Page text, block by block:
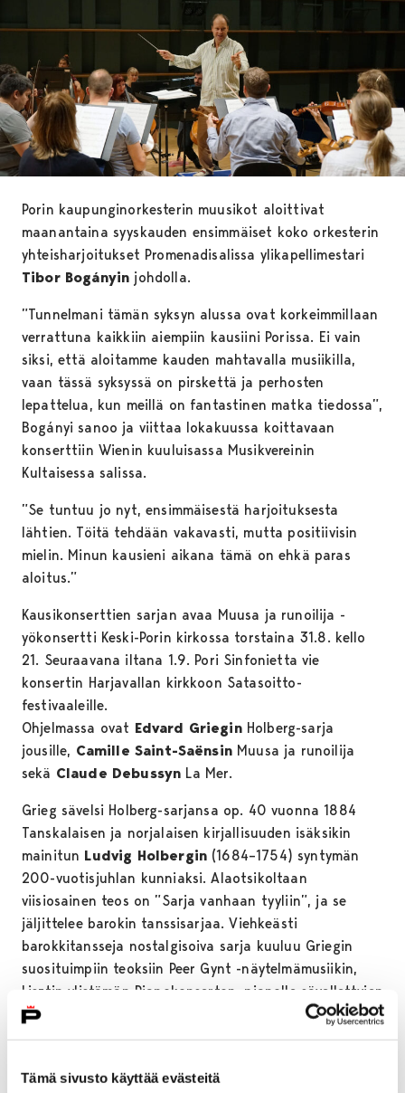
Tämä sivusto käyttää evästeitä
Porin kaupunginorkesterin muusikot aloittivat
maanantaina syyskauden ensimmäiset koko orkesterin
yhteisharjoitukset Promenadisalissa ylikapellimestari
Tibor Bogányin johdolla.
”Tunnelmani tämän syksyn alussa ovat korkeimmillaan
verrattuna kaikkiin aiempiin kausiini Porissa. Ei vain
siksi, että aloitamme kauden mahtavalla musiikilla,
vaan tässä syksyssä on pirskettä ja perhosten
lepattelua, kun meillä on fantastinen matka tiedossa”,
Bogányi sanoo ja viittaa lokakuussa koittavaan
konserttiin Wienin kuuluisassa Musikvereinin
Kultaisessa salissa.
”Se tuntuu jo nyt, ensimmäisestä harjoituksesta
lähtien. Töitä tehdään vakavasti, mutta positiivisin
mielin. Minun kausieni aikana tämä on ehkä paras
aloitus.”
Kausikonserttien sarjan avaa Muusa ja runoilija -
yökonsertti Keski-Porin kirkossa torstaina 31.8. kello
21. Seuraavana iltana 1.9. Pori Sinfonietta vie
konsertin Harjavallan kirkkoon Satasoitto-
festivaaleille.
Ohjelmassa ovat Edvard GrieginHolberg-sarja
jousille, Camille Saint-SaënsinMuusa ja runoilija
sekä Claude Debussyn La Mer.
Grieg sävelsi Holberg-sarjansa op. 40 vuonna 1884
Tanskalaisen ja norjalaisen kirjallisuuden isäksikin
mainitun Ludvig Holbergin (1684–1754) syntymän
200-vuotisjuhlan kunniaksi. Alaotsikoltaan
viisiosainen teos on ”Sarja vanhaan tyyliin”, ja se
jäljittelee barokin tanssisarjaa. Viehkeästi
barokkitansseja nostalgisoiva sarja kuuluu Griegin
suosituimpiin teoksiin Peer Gynt -näytelmämusiikin,
Lisztin ylistämän Pianokonserton, pianolle sävellettyjen
Lyyristen kappaleiden ja hienojen laulujen ohella.
teoksiin lukeutuva Muusa ja runoilija (La Muse et le